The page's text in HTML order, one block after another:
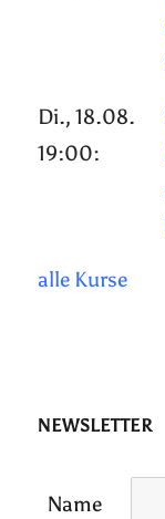
Di., 18.08.
19:00:
alle Kurse
NEWSLETTER
Name